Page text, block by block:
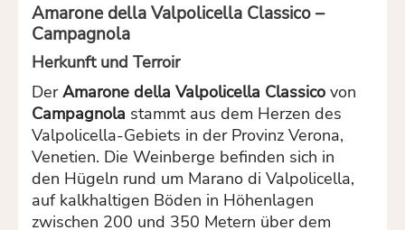
Amarone della Valpolicella Classico –
Campagnola
Herkunft und Terroir
DerAmarone della Valpolicella Classico von
Campagnola stammt aus dem Herzen des
Valpolicella-Gebiets in der Provinz Verona,
Venetien. Die Weinberge befinden sich in
den Hügeln rund um Marano di Valpolicella,
auf kalkhaltigen Böden in Höhenlagen
zwischen 200 und 350 Metern über dem